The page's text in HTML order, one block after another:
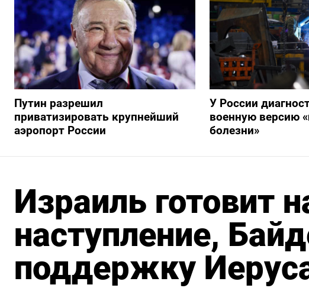
Путин разрешил
приватизировать крупнейший
аэропорт России
У России
военную версию
болезни»
Израиль готовит
наступление,
поддержку